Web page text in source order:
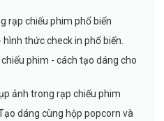
rạp chiếu phim phổ biến
thức check in phổ biến.
phim - cách tạo dáng cho
ảnh trong rạp chiếu phim
dáng cùng hộp popcorn và